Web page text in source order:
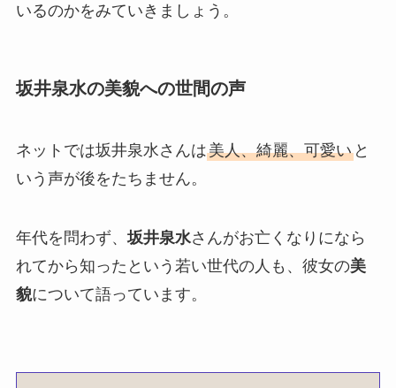
いるのかをみていきましょう。
坂井泉水の美貌への世間の声
ネットでは坂井泉水さんは美人、綺麗、可愛いと
いう声が後をたちません。
年代を問わず、坂井泉水さんがお亡くなりになら
れてから知ったという若い世代の人も、彼女の美
貌について語っています。